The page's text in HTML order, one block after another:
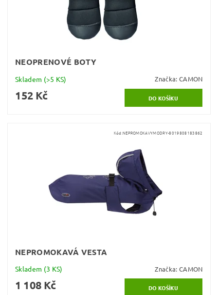
NEOPRENOVÉ BOTY
Skladem (>5 KS) Značka: CAMON
152 Kč
Kód:NEPROMOKAVYMODRY-8019808183862
NEPROMOKAVÁ VESTA
Skladem (3 KS) Značka: CAMON
1 108 Kč